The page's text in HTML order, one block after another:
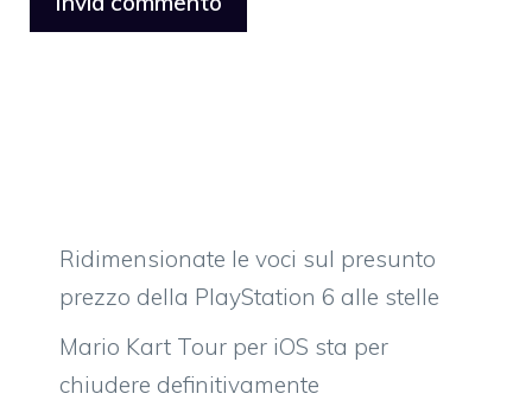
Ridimensionate le voci sul presunto
prezzo della PlayStation 6 alle stelle
Mario Kart Tour per iOS sta per
chiudere definitivamente